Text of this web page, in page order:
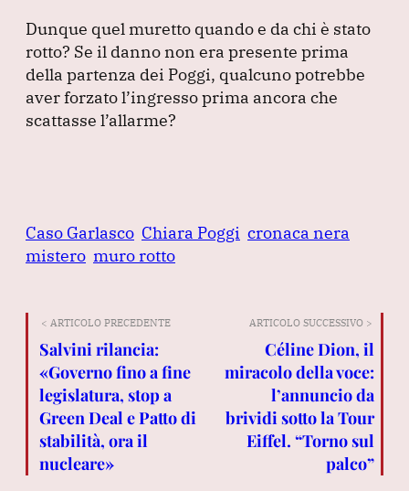
Dunque quel muretto quando e da chi è stato
rotto? Se il danno non era presente prima
della partenza dei Poggi, qualcuno potrebbe
aver forzato l’ingresso prima ancora che
scattasse l’allarme?
Caso Garlasco Chiara Poggi cronaca nera
mistero muro rotto
< ARTICOLO PRECEDENTE
Salvini rilancia:
«Governo fino a fine
legislatura, stop a
Green Deal e Patto di
stabilità, ora il
nucleare»
ARTICOLO SUCCESSIVO >
Céline Dion, il
miracolo della voce:
l’annuncio da
brividi sotto la Tour
Eiffel. “Torno sul
palco”